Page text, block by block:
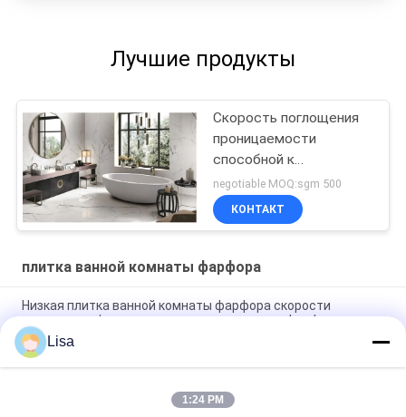
Лучшие продукты
Скорость поглощения
проницаемости
способной к
возрождению воздуха
штрафа плитки
фарфора 24кс48 низкая
negotiable MOQ:sgm 500
КОНТАКТ
плитка ванной комнаты фарфора
Низкая плитка ванной комнаты фарфора скорости
поглощения/отполировала крытые плитки фарфора
Размер цвета 400*800 мм керамической плитки дизайна
мрамора моды деревенский бежевый
Роскошная аттестация твердости 3К плитки пола ванной
Lisa
1:24 PM